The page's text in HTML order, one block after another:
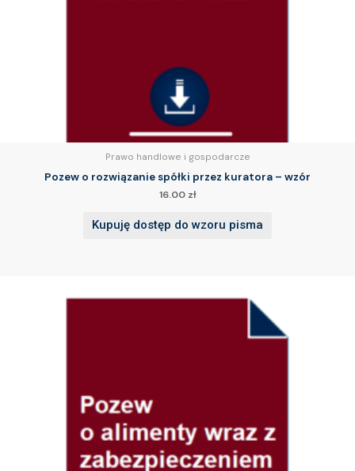
Prawo handlowe i gospodarcze
Pozew o rozwiązanie spółki przez kuratora – wzór
16.00 zł
Kupuję dostęp do wzoru pisma